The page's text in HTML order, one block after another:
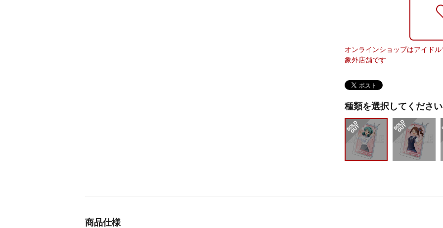
オンラインショップはアイド
象外店舗です
種類を選択してください
商品仕様